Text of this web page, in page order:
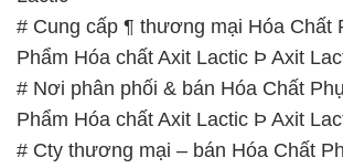
# Cung cấp ¶ thương mại Hóa Chất
Phẩm Hóa chất Axit Lactic Þ Axit
# Nơi phân phối & bán Hóa Chất
Phẩm Hóa chất Axit Lactic Þ Axit
# Cty thương mại – bán Hóa Chất